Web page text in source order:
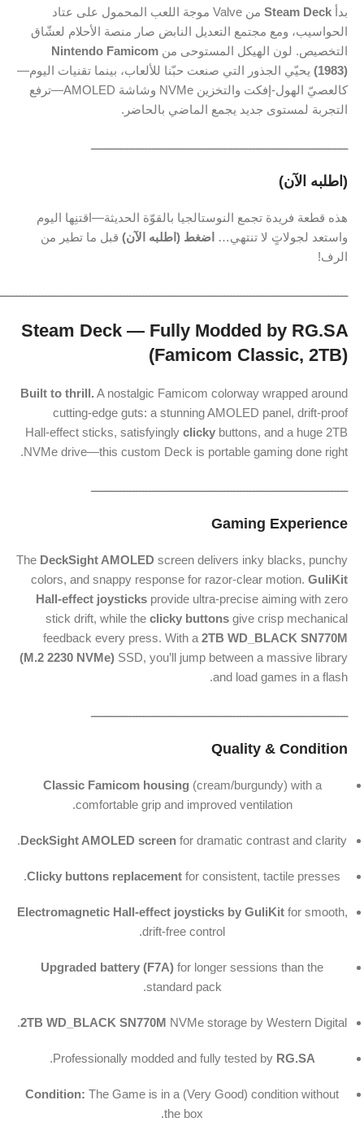
بدأ Steam Deck
من Valve موجة اللعب المحمول على عتاد
الحواسيب، ومع مجتمع التعديل النابض صار منصة الأحلام لعشّاق
التخصيص. لون الهيكل المستوحى من Nintendo Famicom
(1983) يحيّي الجذور التي صنعت حبّنا للألعاب، بينما تقنيات اليوم—
كالعصيّ الهول‑إفكت والتخزين NVMe وشاشة AMOLED—ترفع
التجربة لمستوى جديد يجمع الماضي بالحاضر.
ـــــــــــــــــــــــــــــــــــــــــــــــــــــــــــــــــــــــــــــــ
(اطلبه الآن)
هذه قطعة فريدة تجمع النوستالجيا بالقوّة الحديثة—اقتنِها اليوم
واستعد لجولاتٍ لا تنتهي… اضغط (اطلبه الآن) قبل ما تطير من
الرف!
Steam Deck — Fully Modded by RG.SA
(Famicom Classic, 2TB)
Built to thrill. A nostalgic Famicom colorway wrapped around
cutting‑edge guts: a stunning AMOLED panel, drift‑proof
Hall‑effect sticks, satisfyingly clicky buttons, and a huge 2TB
NVMe drive—this custom Deck is portable gaming done right.
ـــــــــــــــــــــــــــــــــــــــــــــــــــــــــــــــــــــــــــــــ
Gaming Experience
The DeckSight AMOLED screen delivers inky blacks, punchy
colors, and snappy response for razor‑clear motion. GuliKit
Hall‑effect joysticks provide ultra‑precise aiming with zero
stick drift, while the clicky buttons give crisp mechanical
feedback every press. With a 2TB WD_BLACK SN770M
(M.2 2230 NVMe) SSD, you’ll jump between a massive library
and load games in a flash.
ـــــــــــــــــــــــــــــــــــــــــــــــــــــــــــــــــــــــــــــــ
Quality & Condition
Classic Famicom housing (cream/burgundy) with a
comfortable grip and improved ventilation.
DeckSight AMOLED screen for dramatic contrast and clarity.
Clicky buttons replacement for consistent, tactile presses.
Electromagnetic Hall‑effect joysticks by GuliKitfor smooth,
drift‑free control.
Upgraded battery (F7A) for longer sessions than the
standard pack.
2TB WD_BLACK SN770M NVMe storage by Western Digital.
Professionally modded and fully tested by RG.SA
.
Condition: The Game is in a (Very Good) condition without
the box.